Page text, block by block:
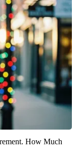
How Much